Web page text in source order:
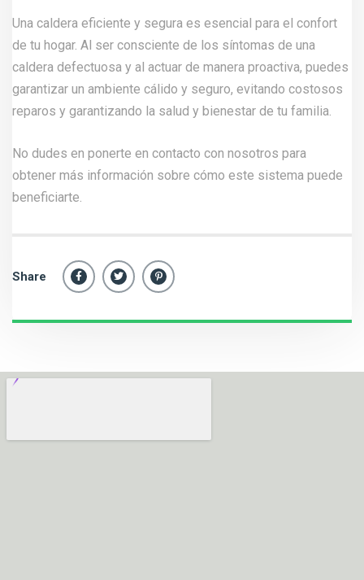
Una caldera eficiente y segura es esencial para el confort
de tu hogar. Al ser consciente de los síntomas de una
caldera defectuosa y al actuar de manera proactiva, puedes
garantizar un ambiente cálido y seguro, evitando costosos
reparos y garantizando la salud y bienestar de tu familia.
No dudes en ponerte en contacto con nosotros para
obtener más información sobre cómo este sistema puede
beneficiarte.
Share